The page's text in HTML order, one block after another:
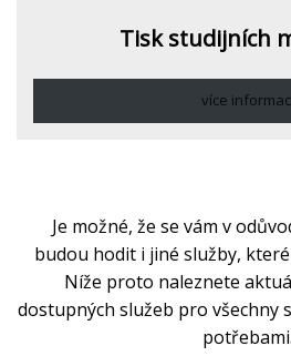
Tisk studijních
více
Je možné, že se vám v
budou hodit i jiné služby,
Níže proto naleznete
dostupných služeb pro všechny
potřebami